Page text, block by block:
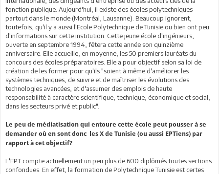
fonction publique. Aujourd'hui, il existe des écoles polytechniques
partout dans le monde (Montréal, Lausanne). Beaucoup ignorent,
toutefois, qu'il y a aussi l'Ecole Polytechnique de Tunisie ou bien ont peu
d'informations sur cette institution. Cette jeune école d'ingénieurs,
ouverte en septembre 1994, fêtera cette année son quinzième
anniversaire. Elle accueille, en moyenne, les 50 premiers lauréats du
concours des écoles préparatoires. Elle a pour objectif selon sa loi de
création de les former pour qu'ils "soient à même d'améliorer les
systèmes techniques, de suivre et de maîtriser les évolutions des
technologies avancées, et d'assumer des emplois de haute
responsabilité à caractère scientifique, technique, économique et social,
dans les secteurs privé et public".
Le peu de médiatisation qui entoure cette école peut pousser à se
demander où en sont donc les X de Tunisie (ou aussi EPTiens) par
rapport à cet objectif?
L'EPT compte actuellement un peu plus de 600 diplômés toutes sections
confondues. En effet, la formation de Polytechnique Tunisie est certes